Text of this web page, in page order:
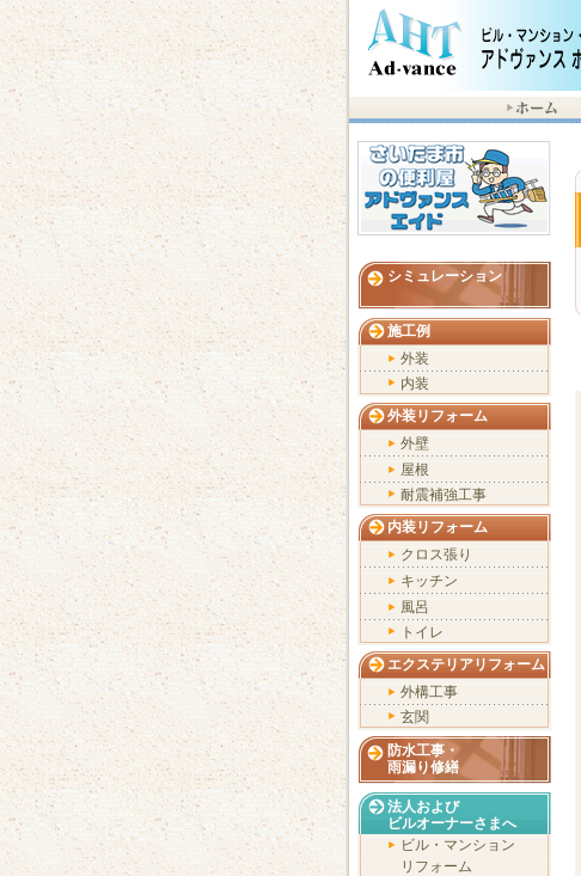
シミュレーション
施工例
外装
内装
外装リフォーム
外壁
屋根
耐震補強工事
内装リフォーム
クロス張り
キッチン
風呂
トイレ
エクステリアリフォーム
外構工事
玄関
防水工事・
雨漏り修繕
法人および
ビルオーナーさまへ
ビル・マンション
リフォーム